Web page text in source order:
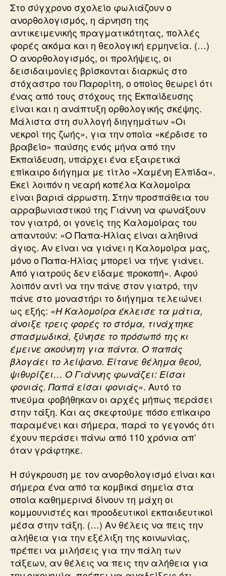
Στο σύγχρονο σχολείο φωλιάζουν ο
ανορθολογισμός, η άρνηση της
αντικειμενικής πραγματικότητας, πολλές
φορές ακόμα και η θεολογική ερμηνεία. (…)
Ο ανορθολογισμός, οι προλήψεις, οι
δεισιδαιμονίες βρίσκονται διαρκώς στο
στόχαστρο του Παρορίτη, ο οποίος θεωρεί ότι
ένας από τους στόχους της Εκπαίδευσης
είναι και η ανάπτυξη ορθολογικής σκέψης.
Μάλιστα στη συλλογή διηγημάτων «Οι
νεκροί της ζωής», για την οποία «κέρδισε το
βραβείο» παύσης ενός μήνα από την
Εκπαίδευση, υπάρχει ένα εξαιρετικά
επίκαιρο διήγημα με τίτλο «Χαμένη Ελπίδα».
Εκεί λοιπόν η νεαρή κοπέλα Καλομοίρα
είναι βαριά άρρωστη. Στην προσπάθεια του
αρραβωνιαστικού της Γιάννη να φωνάξουν
τον γιατρό, οι γονείς της Καλομοίρας του
απαντούν: «Ο Παπα-Ηλίας είναι αληθινά
άγιος. Αν είναι να γιάνει η Καλομοίρα μας,
μόνο ο Παπα-Ηλίας μπορεί να τήνε γιάνει.
Από γιατρούς δεν είδαμε προκοπή». Αφού
λοιπόν αντί να την πάνε στον γιατρό, την
πάνε στο μοναστήρι το διήγημα τελειώνει
ως εξής: «Η Καλομοίρα έκλεισε τα μάτια,
άνοιξε τρεις φορές το στόμα, τινάχτηκε
σπασμωδικά, ξύνησε το πρόσωπό της κι
έμεινε ακούνητη για πάντα. Ο παπάς
βλογάει το λείψανο. Είτανε θέλημα θεού,
ψιθυρίζει… Ο Γιάννης φωνάζει: Είσαι
φονιάς. Παπά είσαι φονιάς». Αυτό το
πνεύμα φοβήθηκαν οι αρχές μήπως περάσει
στην τάξη. Και ας σκεφτούμε πόσο επίκαιρο
παραμένει και σήμερα, παρά το γεγονός ότι
έχουν περάσει πάνω από 110 χρόνια απ’
όταν γράφτηκε.
Η σύγκρουση με τον ανορθολογισμό είναι και
σήμερα ένα από τα κομβικά σημεία στα
οποία καθημερινά δίνουν τη μάχη οι
κομμουνιστές και προοδευτικοί εκπαιδευτικοί
μέσα στην τάξη. (…) Αν θέλεις να πεις την
αλήθεια για την εξέλιξη της κοινωνίας,
πρέπει να μιλήσεις για την πάλη των
τάξεων, αν θέλεις να πεις την αλήθεια για